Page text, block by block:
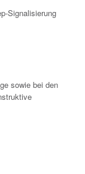
Signalisierung
sowie bei den